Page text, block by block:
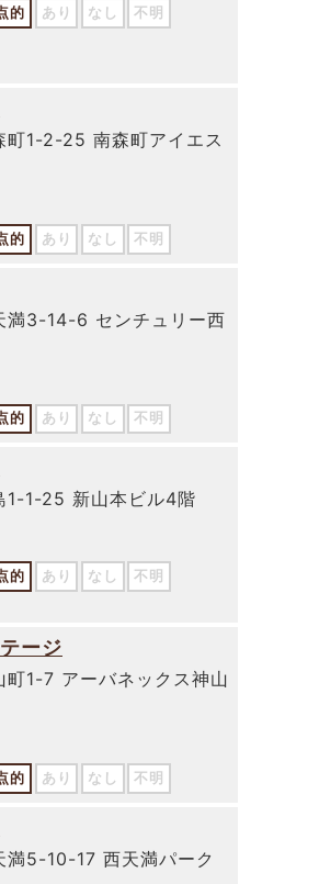
的 あり なし 不明
町1-2-25 南森町アイエス
的 あり なし 不明
満3-14-6 センチュリー西
的 あり なし 不明
1-1-25 新山本ビル4階
的 あり なし 不明
ージ
町1-7 アーバネックス神山
的 あり なし 不明
満5-10-17 西天満パーク